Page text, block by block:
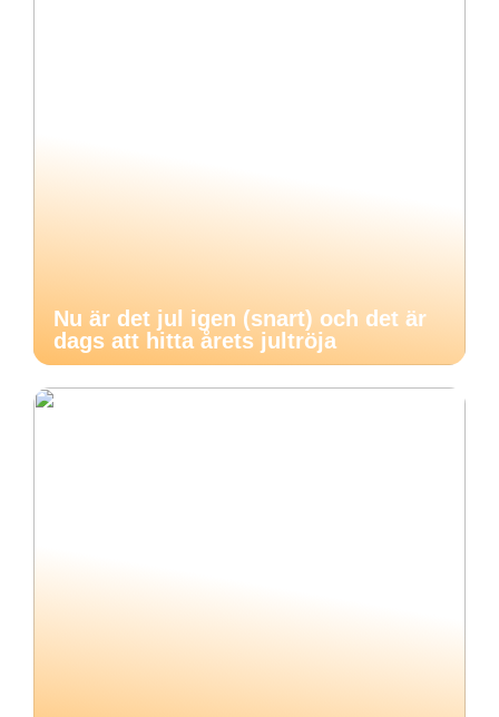
Nu är det jul igen (snart) och det är
dags att hitta årets jultröja